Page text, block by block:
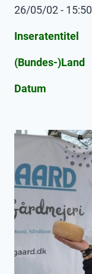
26/05/02 - 15:50
Inseratentitel
(Bundes-)Land
Datum